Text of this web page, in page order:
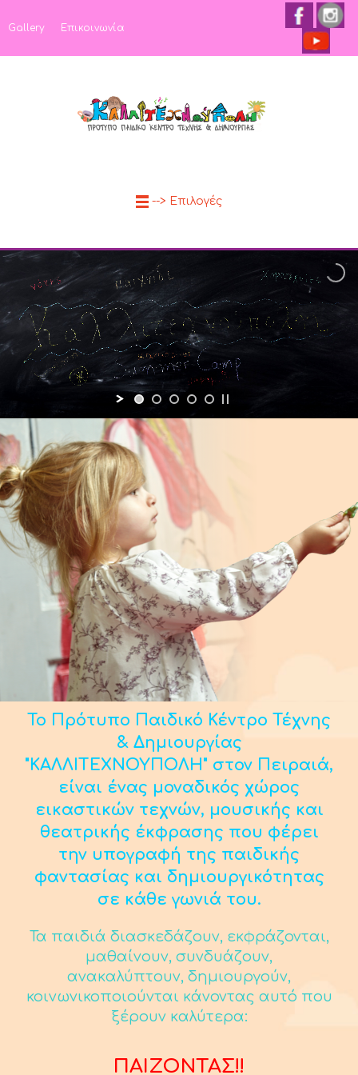
Gallery Επικοινωνία
--> Επιλογές
Το Πρότυπο Παιδικό Κέντρο Τέχνης
& Δημιουργίας
"ΚΑΛΛΙΤΕΧΝΟΥΠΟΛΗ" στον Πειραιά,
είναι ένας μοναδικός χώρος
εικαστικών τεχνών, μουσικής και
θεατρικής έκφρασης που φέρει
την υπογραφή της παιδικής
φαντασίας και δημιουργικότητας
σε κάθε γωνιά του.
Τα παιδιά διασκεδάζουν, εκφράζονται,
μαθαίνουν, συνδυάζουν,
ανακαλύπτουν, δημιουργούν,
κοινωνικοποιούνται κάνοντας αυτό που
ξέρουν καλύτερα:
ΠΑΙΖΟΝΤΑΣ!!